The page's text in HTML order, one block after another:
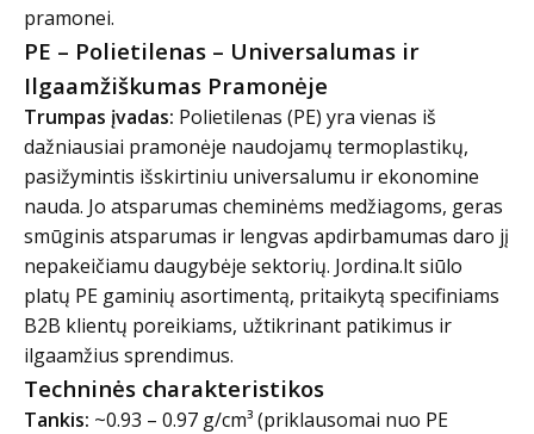
pramonei.
PE – Polietilenas – Universalumas ir
Ilgaamžiškumas Pramonėje
Trumpas įvadas: Polietilenas (PE) yra vienas iš
dažniausiai pramonėje naudojamų termoplastikų,
pasižymintis išskirtiniu universalumu ir ekonomine
nauda. Jo atsparumas cheminėms medžiagoms, geras
smūginis atsparumas ir lengvas apdirbamumas daro jį
nepakeičiamu daugybėje sektorių. Jordina.lt siūlo
platų PE gaminių asortimentą, pritaikytą specifiniams
B2B klientų poreikiams, užtikrinant patikimus ir
ilgaamžius sprendimus.
Techninės charakteristikos
Tankis: ~0.93 – 0.97 g/cm³ (priklausomai nuo PE